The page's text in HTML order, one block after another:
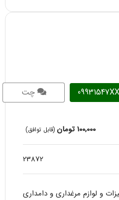
چت
100,000 تومان (قابل توافق)
23872
و لوازم مرغداری و دامداری